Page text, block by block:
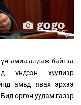
амиа алдаж байгаа
үндсэн хуулиар
амьд явах эрхээ
өргөн уудам газар